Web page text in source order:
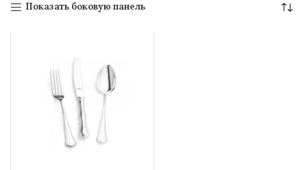
Показать боковую панель